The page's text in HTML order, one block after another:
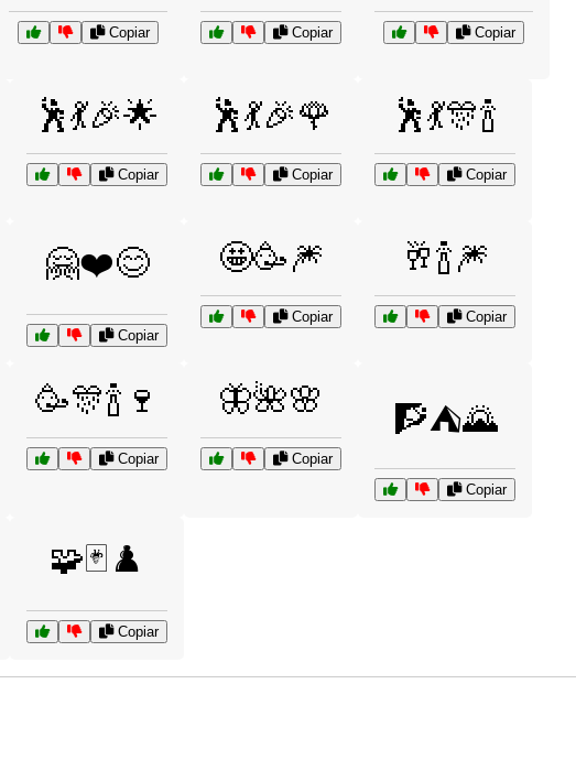
Copiar Copiar Copiar
🕺💃🎉🌟
Copiar
🕺💃🎉🌹
Copiar
🕺💃🎊🍾
Copiar
🤗❤️😊
Copiar
🤩🥳🎆
Copiar
🥂🍾🎆
Copiar
🥳🎊🍾🍷
Copiar
🦋🌺🌸
Copiar
🧗⛺🌄
Copiar
🧩🃏♟️
Copiar